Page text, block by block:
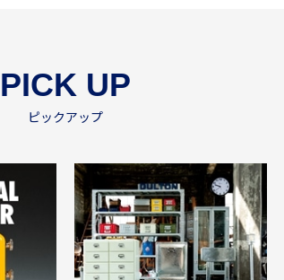
PICK UP
ピックアップ